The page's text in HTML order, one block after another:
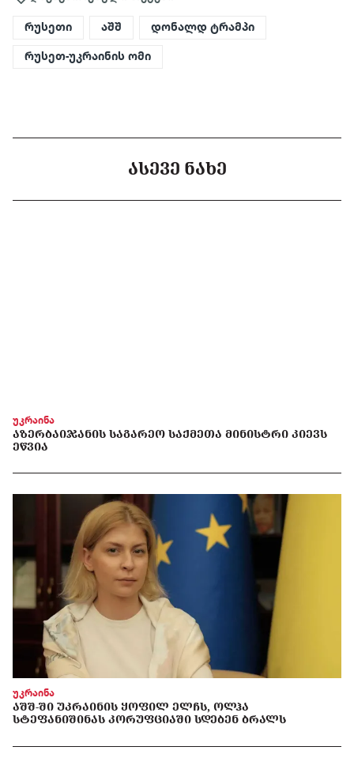
რუსეთი აშშ დონალდ ტრამპი
რუსეთ-უკრაინის ომი
ᲐᲡᲔᲕᲔ ᲜᲐᲮᲔ
უკრაინა
ᲐᲖᲔᲠᲑᲐᲘᲯᲐᲜᲘᲡ ᲡᲐᲒᲐᲠᲔᲝ ᲡᲐᲥᲛᲔᲗᲐ ᲛᲘᲜᲘᲡᲢᲠᲘ ᲙᲘᲔᲕᲡ
ᲔᲬᲕᲘᲐ
უკრაინა
ᲐᲨᲨ-ᲨᲘ ᲣᲙᲠᲐᲘᲜᲘᲡ ᲧᲝᲤᲘᲚ ᲔᲚᲩᲡ, ᲝᲚᲰᲐ
ᲡᲢᲔᲤᲐᲜᲘᲨᲘᲜᲐᲡ ᲙᲝᲠᲣᲤᲪᲘᲐᲨᲘ ᲡᲓᲔᲑᲔᲜ ᲑᲠᲐᲚᲡ